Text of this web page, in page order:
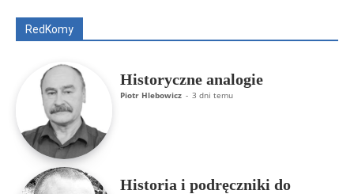
RedKomy
Historyczne analogie
Piotr Hlebowicz - 3 dni temu
Historia i podręczniki do